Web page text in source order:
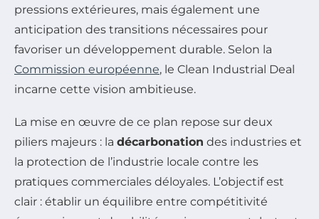
pressions extérieures, mais également une
anticipation des transitions nécessaires pour
favoriser un développement durable. Selon la
Commission européenne, le Clean Industrial Deal
incarne cette vision ambitieuse.
La mise en œuvre de ce plan repose sur deux
piliers majeurs : la décarbonation des industries et
la protection de l’industrie locale contre les
pratiques commerciales déloyales. L’objectif est
clair : établir un équilibre entre compétitivité